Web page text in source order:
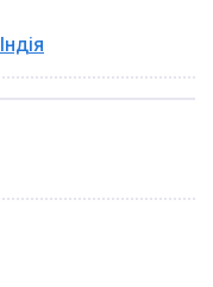
Індія